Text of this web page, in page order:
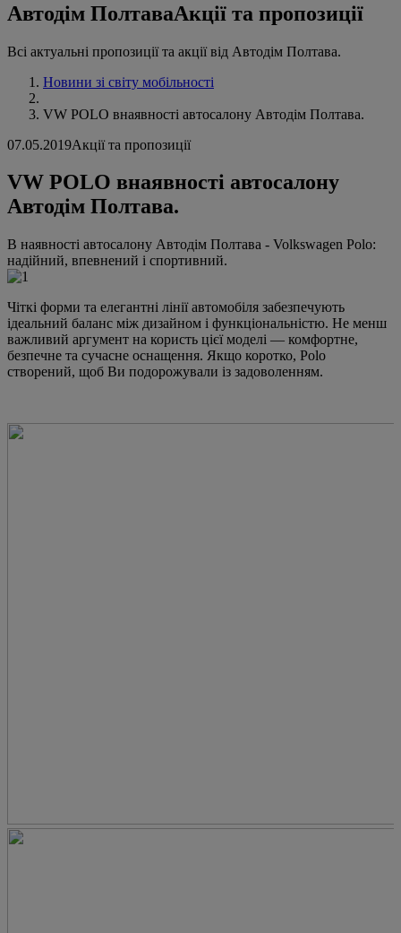
Автодім ПолтаваАкції та пропозиції
Всі актуальні пропозиції та акції від Автодім Полтава.
Новини зі світу мобільності
VW POLO внаявності автосалону Автодім Полтава.
07.05.2019Акції та пропозиції
VW POLO внаявності автосалону
Автодім Полтава.
В наявності автосалону Автодім Полтава - Volkswagen Polo:
надійний, впевнений і спортивний.
Чіткі форми та елегантні лінії автомобіля забезпечують
ідеальний баланс між дизайном і функціональністю. Не менш
важливий аргумент на користь цієї моделі — комфортне,
безпечне та сучасне оснащення. Якщо коротко, Polo
створений, щоб Ви подорожували із задоволенням.